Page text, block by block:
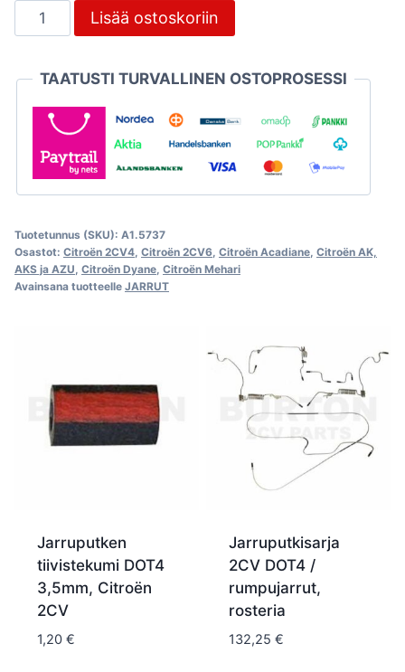
Jarruputki
edestä
ruostumaton
teräs,
Citroën
2CV
määrä
Lisää ostoskoriin
TAATUSTI TURVALLINEN OSTOPROSESSI
Tuotetunnus (SKU): A1.5737
Osastot: Citroën 2CV4 Citroën 2CV6 Citroën Acadiane Citroën AK,
AKS ja AZU Citroën Dyane Citroën Mehari
Avainsana tuotteelle JARRUT
Jarruputken
tiivistekumi DOT4
3,5mm, Citroën
2CV
1,20 €
Jarruputkisarja
2CV DOT4 /
rumpujarrut,
rosteria
132,25 €